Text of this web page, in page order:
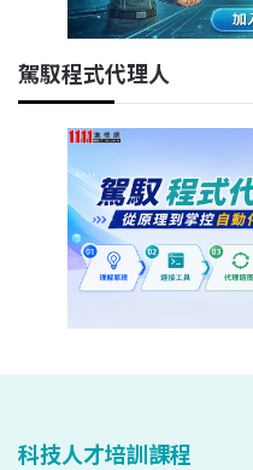
駕馭程式代理人
科技人才培訓課程